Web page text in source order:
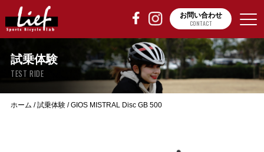
お問い合わせ
CONTACT
試乗体験
TEST RIDE
ホーム /試乗体験/GIOS MISTRAL Disc GB 500